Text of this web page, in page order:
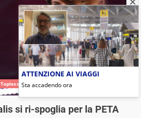
Topless
si ri-spoglia per la PETA
ATTENZIONE AI VIAGGI
Sta accadendo ora